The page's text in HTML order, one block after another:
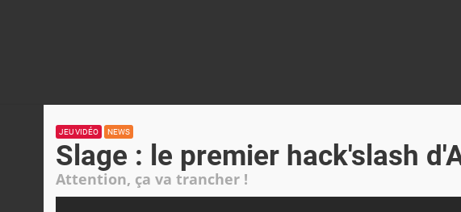
JEU VIDÉO NEWS
Slage : le premier hack'slash
Attention, ça va trancher !